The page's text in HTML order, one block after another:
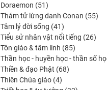
produits
Doraemon 5151
produits
Thám tử lừng danh Conan 5555
Tâm lý đời sống 4141
produits
Tiểu sử nhân vật nổi tiếng 2626
Tôn giáo & tâm linh 8585
produits
Thần học - huyền học - thần số
Thiền & đạo Phật 6868
Thiên Chúa giáo 44